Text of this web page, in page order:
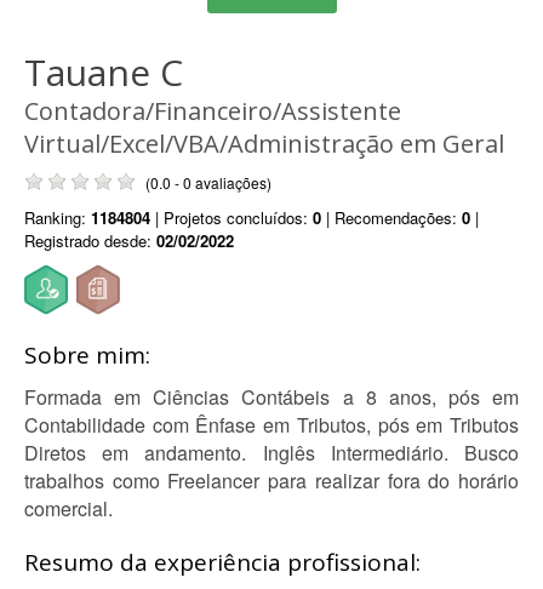
Tauane C
Contadora/Financeiro/Assistente
Virtual/Excel/VBA/Administração em Geral
(0.0 - 0 avaliações)
Ranking: 1184804 | Projetos concluídos: 0 | Recomendações: 0 |
Registrado desde: 02/02/2022
Sobre mim:
Formada em Ciências Contábeis a 8 anos, pós em
Contabilidade com Ênfase em Tributos, pós em Tributos
Diretos em andamento. Inglês Intermediário. Busco
trabalhos como Freelancer para realizar fora do horário
comercial.
Resumo da experiência profissional: